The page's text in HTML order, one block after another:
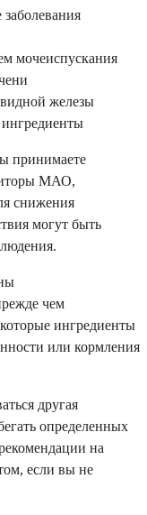
мочеиспускания
железы
принимаете
МАО,
снижения
могут быть
чем
ингредиенты
или кормления
другая
определенных
на
если вы не